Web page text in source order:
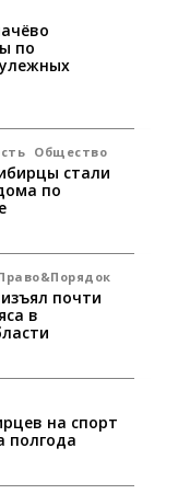
по
Общество
стали
по
почти
в
на спорт
полгода